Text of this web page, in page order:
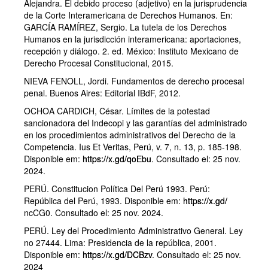
Alejandra. El debido proceso (adjetivo) en la jurisprudencia
de la Corte Interamericana de Derechos Humanos. En:
GARCÍA RAMÍREZ, Sergio. La tutela de los Derechos
Humanos en la jurisdicción interamericana: aportaciones,
recepción y diálogo. 2. ed. México: Instituto Mexicano de
Derecho Procesal Constitucional, 2015.
NIEVA FENOLL, Jordi. Fundamentos de derecho procesal
penal. Buenos Aires: Editorial IBdF, 2012.
OCHOA CARDICH, César. Límites de la potestad
sancionadora del Indecopi y las garantías del administrado
en los procedimientos administrativos del Derecho de la
Competencia. Ius Et Veritas, Perú, v. 7, n. 13, p. 185-198.
Disponible em: https://x.gd/qoEbu. Consultado el: 25 nov.
2024.
PERÚ. Constitucion Política Del Perú 1993. Perú:
República del Perú, 1993. Disponible em: https://x.gd/
ncCG0. Consultado el: 25 nov. 2024.
PERÚ. Ley del Procedimiento Administrativo General. Ley
no 27444. Lima: Presidencia de la república, 2001.
Disponible em: https://x.gd/DCBzv. Consultado el: 25 nov.
2024